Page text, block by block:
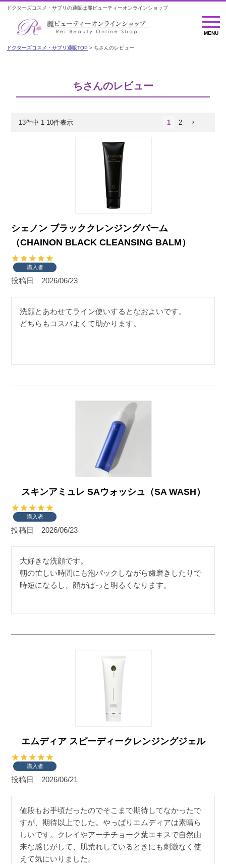
ドクターズコスメ・サプリの通販は麗ビューティーオンラインショップ
MENU
MENU
ドクターズコスメ・サプリ通販TOP ちさんのレビュー
ちさんのレビュー
13件中 1-10件表示 1 2
シェノン ブラッククレンジングバーム
（CHAINON BLACK CLEANSING BALM）
購入者
投稿日 2026/06/23
洗顔とあわせてライン使いするとなおよいです。
どちらもコスパよくて助かります。
スキンアミュレ SAウォッシュ（SA WASH）
購入者
投稿日 2026/06/23
大好きな洗顔です。
朝の忙しい時間にも泡パックしながら歯磨きしたりで
時短になるし、顔がぱっと明るくなります。
エムディア スピーディークレンジングジェル
購入者
投稿日 2026/06/21
値段もお手頃だったのでそこまで期待してなかったで
すが、期待以上でした。やっぱりエムディアは素晴ら
しいです。クレイやアーチチョーク葉エキスで自然由
来な感じがして、肌荒れしているときにも刺激なく使
えて気にいりました。